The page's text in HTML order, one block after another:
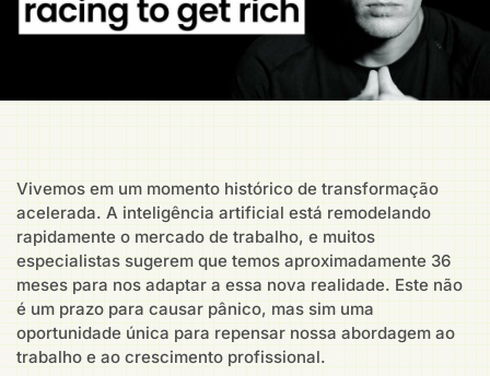
Vivemos em um momento histórico de transformação
acelerada. A inteligência artificial está remodelando
rapidamente o mercado de trabalho, e muitos
especialistas sugerem que temos aproximadamente 36
meses para nos adaptar a essa nova realidade. Este não
é um prazo para causar pânico, mas sim uma
oportunidade única para repensar nossa abordagem ao
trabalho e ao crescimento profissional.